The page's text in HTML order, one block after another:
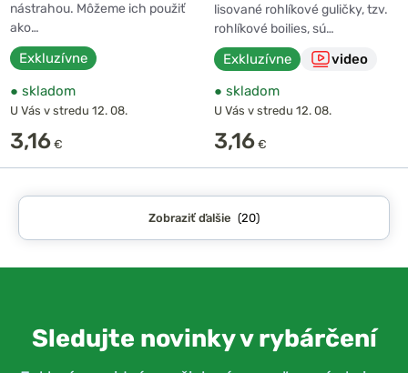
nástrahou. Môžeme ich použiť
ako…
Exkluzívne
● skladom
U Vás v stredu 12. 08.
3,16 €
lisované rohlíkové guličky, tzv.
rohlíkové boilies, sú…
Exkluzívne
video
● skladom
U Vás v stredu 12. 08.
3,16 €
Zobraziť ďalšie (20)
Sledujte novinky v rybárčení